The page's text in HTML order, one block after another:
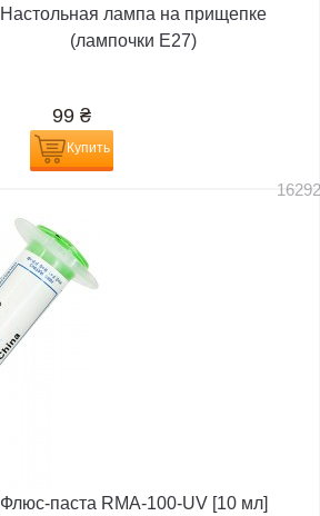
Настольная лампа на прищепке
(лампочки E27)
99 ₴
Купить
Флюс-паста RMA-100-UV [10 мл]